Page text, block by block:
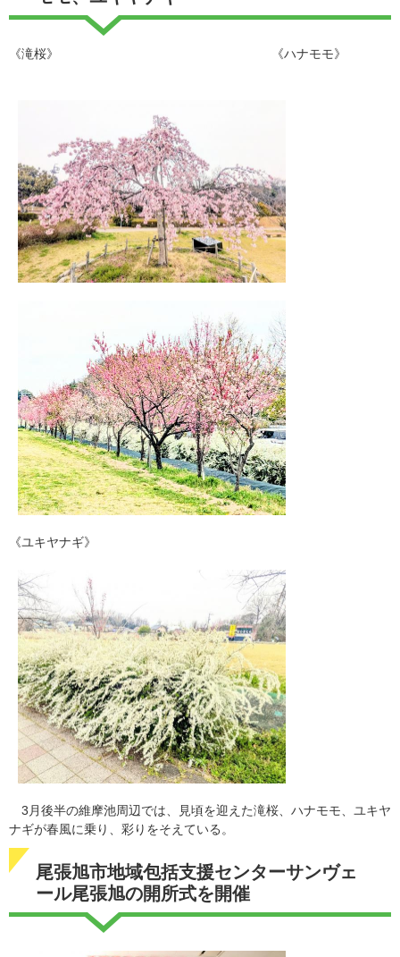
《滝桜》 《ハナモモ》
《ユキヤナギ》
3月後半の維摩池周辺では、見頃を迎えた滝桜、ハナモモ、ユキヤ
ナギが春風に乗り、彩りをそえている。
尾張旭市地域包括支援センターサンヴェ
ール尾張旭の開所式を開催